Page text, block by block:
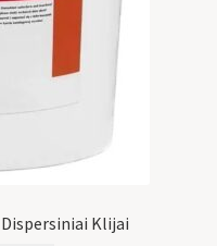
Dispersiniai Klijai